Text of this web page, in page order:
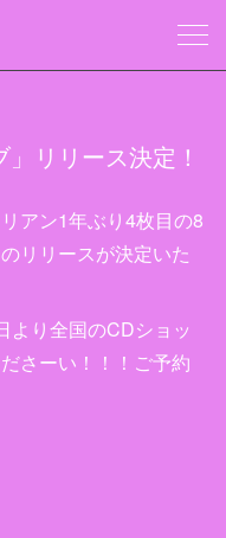
リリース決定！
アン1年ぶり4枚目の8
リリースが決定いた
より全国のCDショッ
さーい！！！ご予約